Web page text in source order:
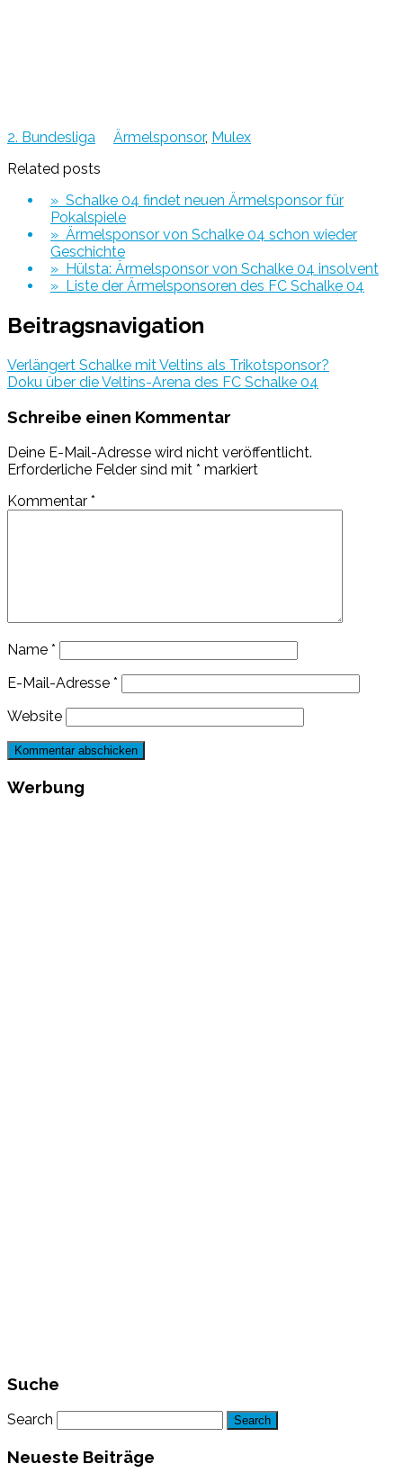
2. Bundesliga Ärmelsponsor, Mulex
Related posts
» Schalke 04 findet neuen Ärmelsponsor für
Pokalspiele
» Ärmelsponsor von Schalke 04 schon wieder
Geschichte
» Hülsta: Ärmelsponsor von Schalke 04 insolvent
» Liste der Ärmelsponsoren des FC Schalke 04
Beitragsnavigation
Verlängert Schalke mit Veltins als Trikotsponsor?
Doku über die Veltins-Arena des FC Schalke 04
Schreibe einen Kommentar
Deine E-Mail-Adresse wird nicht veröffentlicht.
Erforderliche Felder sind mit * markiert
Kommentar *
Name *
E-Mail-Adresse *
Website
Werbung
Suche
Search
Neueste Beiträge